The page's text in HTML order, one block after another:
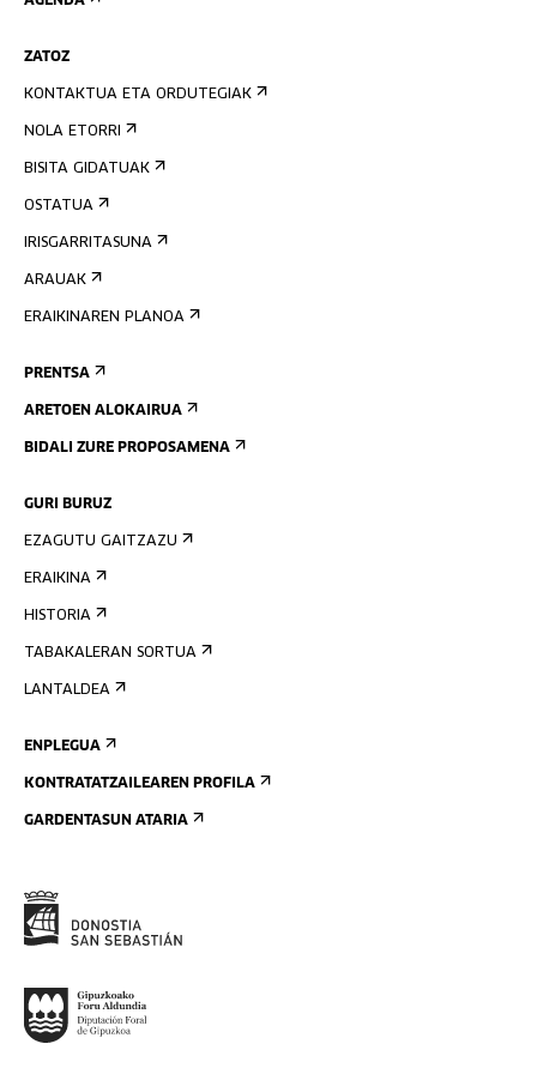
ZATOZ
KONTAKTUA ETA ORDUTEGIAK
NOLA ETORRI
BISITA GIDATUAK
OSTATUA
IRISGARRITASUNA
ARAUAK
ERAIKINAREN PLANOA
PRENTSA
ARETOEN ALOKAIRUA
BIDALI ZURE PROPOSAMENA
GURI BURUZ
EZAGUTU GAITZAZU
ERAIKINA
HISTORIA
TABAKALERAN SORTUA
LANTALDEA
ENPLEGUA
KONTRATATZAILEAREN PROFILA
GARDENTASUN ATARIA